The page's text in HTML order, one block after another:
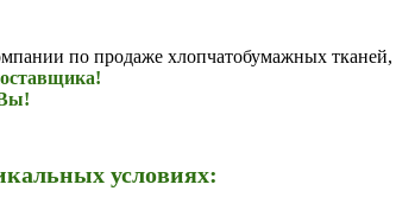
по продаже хлопчатобумажных тканей,
условиях: